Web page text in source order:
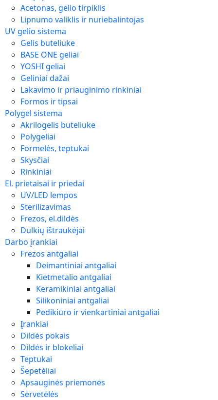
Acetonas, gelio tirpiklis
Lipnumo valiklis ir nuriebalintojas
UV gelio sistema
Gelis buteliuke
BASE ONE geliai
YOSHI geliai
Geliniai dažai
Lakavimo ir priauginimo rinkiniai
Formos ir tipsai
Polygel sistema
Akrilogelis buteliuke
Polygeliai
Formelės, teptukai
Skysčiai
Rinkiniai
El. prietaisai ir priedai
UV/LED lempos
Sterilizavimas
Frezos, el.dildės
Dulkių ištraukėjai
Darbo įrankiai
Frezos antgaliai
Deimantiniai antgaliai
Kietmetalio antgaliai
Keramikiniai antgaliai
Silikoniniai antgaliai
Pedikiūro ir vienkartiniai antgaliai
Įrankiai
Dildės pokais
Dildės ir blokeliai
Teptukai
Šepetėliai
Apsauginės priemonės
Servetėlės